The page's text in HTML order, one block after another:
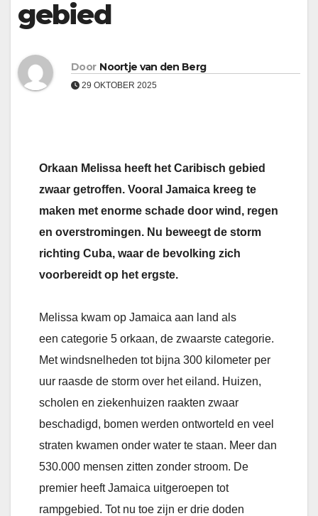
gebied
Door Noortje van den Berg
29 OKTOBER 2025
Orkaan Melissa heeft het Caribisch gebied
zwaar getroffen. Vooral Jamaica kreeg te
maken met enorme schade door wind, regen
en overstromingen. Nu beweegt de storm
richting Cuba, waar de bevolking zich
voorbereidt op het ergste.
Melissa kwam op Jamaica aan land als
een categorie 5 orkaan, de zwaarste categorie.
Met windsnelheden tot bijna 300 kilometer per
uur raasde de storm over het eiland. Huizen,
scholen en ziekenhuizen raakten zwaar
beschadigd, bomen werden ontworteld en veel
straten kwamen onder water te staan. Meer dan
530.000 mensen zitten zonder stroom. De
premier heeft Jamaica uitgeroepen tot
rampgebied. Tot nu toe zijn er drie doden